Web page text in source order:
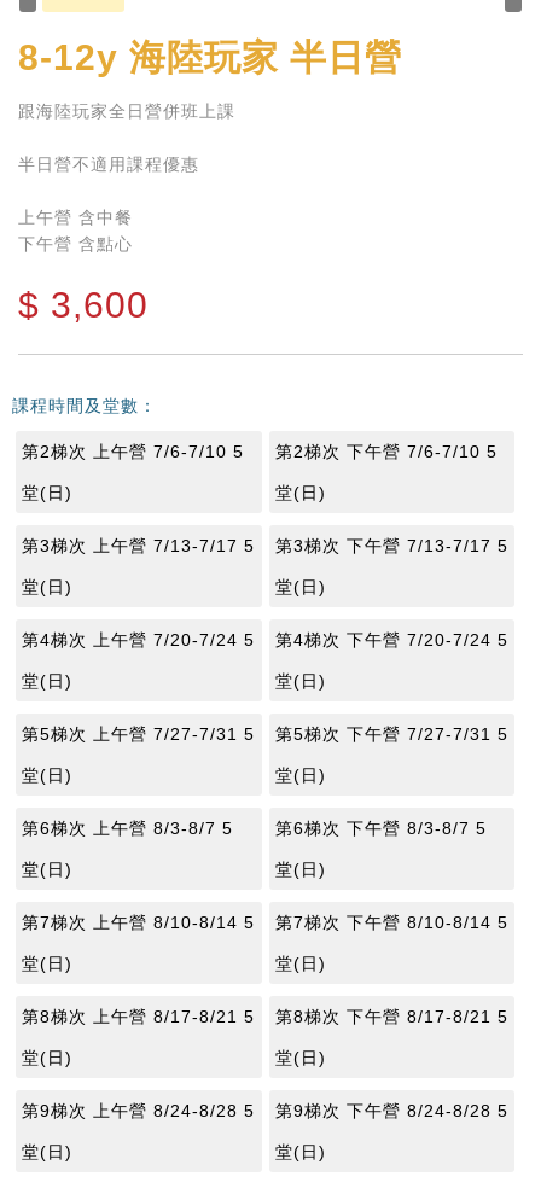
8-12y 海陸玩家 半日營
跟海陸玩家全日營併班上課
半日營不適用課程優惠
上午營 含中餐
下午營 含點心
$ 3,600
課程時間及堂數：
第2梯次 上午營 7/6-7/10 5
堂(日)
第2梯次 下午營 7/6-7/10 5
堂(日)
第3梯次 上午營 7/13-7/17 5
堂(日)
第3梯次 下午營 7/13-7/17 5
堂(日)
第4梯次 上午營 7/20-7/24 5
堂(日)
第4梯次 下午營 7/20-7/24 5
堂(日)
第5梯次 上午營 7/27-7/31 5
堂(日)
第5梯次 下午營 7/27-7/31 5
堂(日)
第6梯次 上午營 8/3-8/7 5
堂(日)
第6梯次 下午營 8/3-8/7 5
堂(日)
第7梯次 上午營 8/10-8/14 5
堂(日)
第7梯次 下午營 8/10-8/14 5
堂(日)
第8梯次 上午營 8/17-8/21 5
堂(日)
第8梯次 下午營 8/17-8/21 5
堂(日)
第9梯次 上午營 8/24-8/28 5
堂(日)
第9梯次 下午營 8/24-8/28 5
堂(日)